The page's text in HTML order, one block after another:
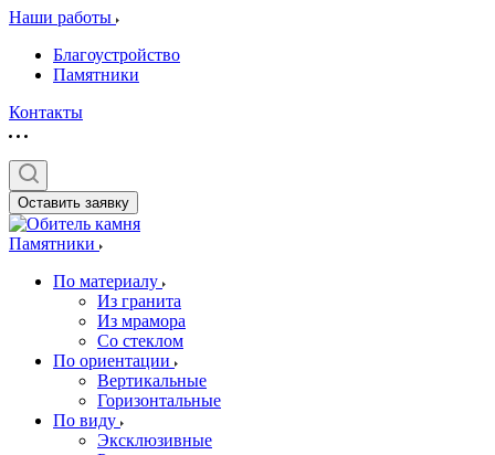
Наши работы
Благоустройство
Памятники
Контакты
Оставить заявку
Памятники
По материалу
Из гранита
Из мрамора
Со стеклом
По ориентации
Вертикальные
Горизонтальные
По виду
Эксклюзивные